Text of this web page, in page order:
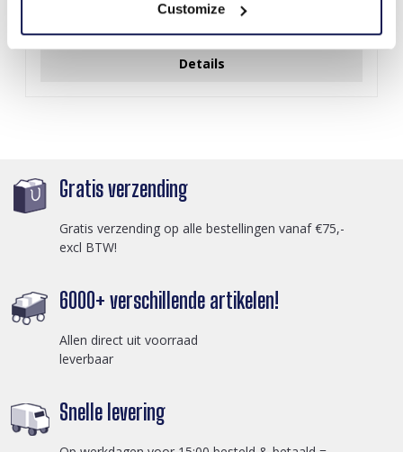
Customize
Details
Gratis verzending
Gratis verzending op alle bestellingen vanaf €75,-
excl BTW!
6000+ verschillende artikelen!
Allen direct uit voorraad
leverbaar
Snelle levering